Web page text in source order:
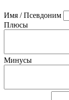
Имя / Псевдоним
Плюсы
Минусы